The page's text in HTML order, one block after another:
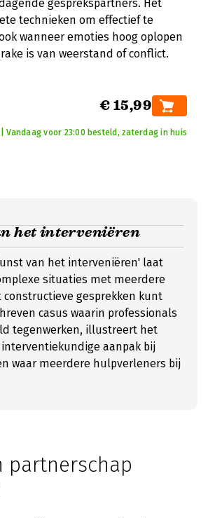
gesprekspartners. Het
technieken om effectief te
wanneer emoties hoog oplopen
is van weerstand of conflict.
€ 15,99
Vandaag voor 23:00 besteld, zaterdag in huis
het interveniëren
van het interveniëren' laat
situaties met meerdere
gesprekken kunt
casus waarin professionals
tegenwerken, illustreert het
aanpak bij
waar meerdere hulpverleners bij
partnerschap